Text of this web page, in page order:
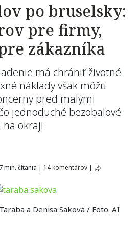
po bruselsky:
pre firmy,
zákazníka
má chrániť životné
náklady však môžu
pred malými
jednoduché bezobalové
na okraji
7 min. čítania | 14 komentárov |
a Denisa Saková / Foto: AI